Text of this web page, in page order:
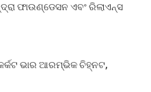
ଫାଉଣ୍ଡେସନ ଏବଂ ରିଲାଏନ୍ସ
ଭାର ଆରମ୍ଭିକ ଚିହ୍ନଟ,